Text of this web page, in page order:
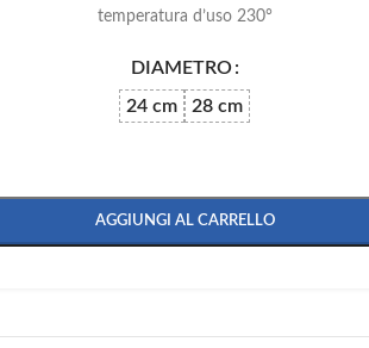
temperatura d’uso 230°
DIAMETRO
24 cm
28 cm
AGGIUNGI AL CARRELLO